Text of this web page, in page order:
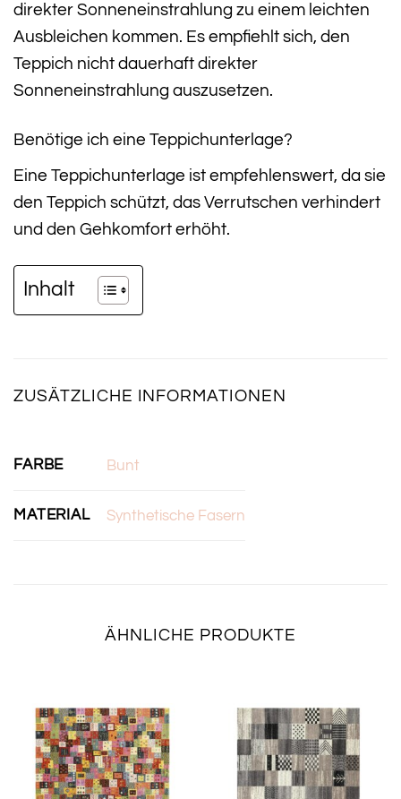
direkter Sonneneinstrahlung zu einem leichten
Ausbleichen kommen. Es empfiehlt sich, den
Teppich nicht dauerhaft direkter
Sonneneinstrahlung auszusetzen.
Benötige ich eine Teppichunterlage?
Eine Teppichunterlage ist empfehlenswert, da sie
den Teppich schützt, das Verrutschen verhindert
und den Gehkomfort erhöht.
Inhalt
ZUSÄTZLICHE INFORMATIONEN
FARBE Bunt
MATERIAL Synthetische Fasern
ÄHNLICHE PRODUKTE